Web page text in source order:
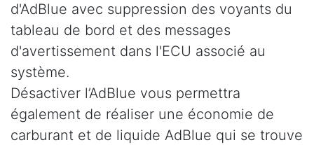
d'AdBlue avec suppression des voyants du
tableau de bord et des messages
d'avertissement dans l'ECU associé au
système.
Désactiver l’AdBlue vous permettra
également de réaliser une économie de
carburant et de liquide AdBlue qui se trouve